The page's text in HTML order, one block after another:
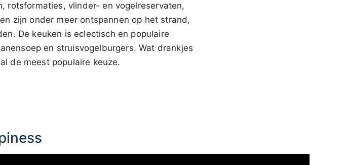
rotsformaties, vlinder- en vogelreservaten,
zijn onder meer ontspannen op het strand,
De keuken is eclectisch en populaire
en struisvogelburgers. Wat drankjes
de meest populaire keuze.